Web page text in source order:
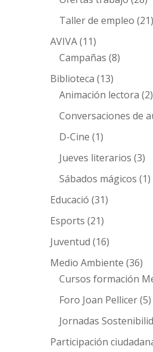
Taller de empleo (21)
AVIVA(11)
Campañas (8)
Biblioteca (13)
Animación lectora (2)
Conversaciones de
D-Cine (1)
Jueves literarios (3)
Sábados mágicos (1)
Educació (31)
Esports (21)
Juventud (16)
Medio Ambiente (36)
Cursos formación
Foro Joan Pellicer(5)
Jornadas
Participación